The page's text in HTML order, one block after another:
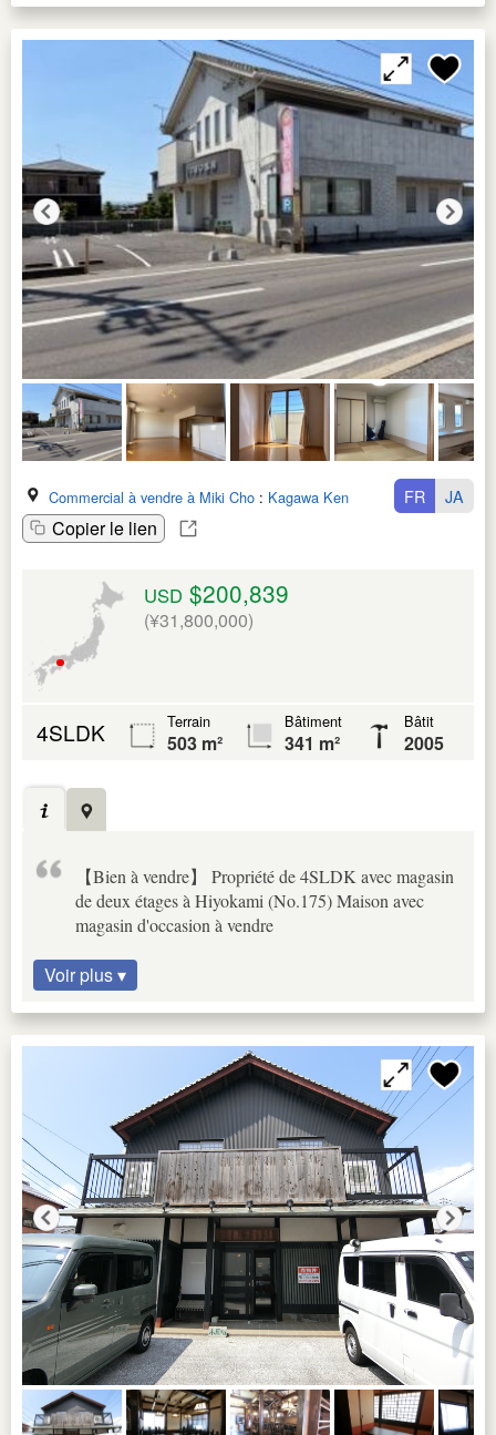
Commercial à vendre à Miki Cho : Kagawa Ken
Copier le lien
FR JA
USD $200,839
(¥31,800,000)
4SLDK Terrain
503 m²
Bâtiment
341 m²
Bâtit
2005
【Bien à vendre】 Propriété de 4SLDK avec magasin
de deux étages à Hiyokami (No.175) Maison avec
magasin d'occasion à vendre
Voir plus ▾